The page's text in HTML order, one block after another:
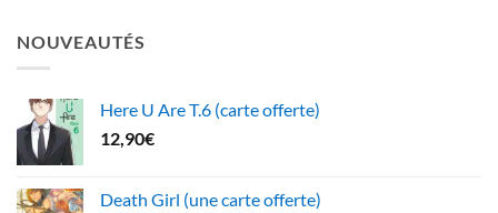
NOUVEAUTÉS
Here U Are T.6 (carte offerte)
12,90€
Death Girl (une carte offerte)